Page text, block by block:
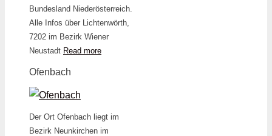
Bundesland Niederösterreich.
Alle Infos über Lichtenwörth,
7202 im Bezirk Wiener
Neustadt Read more
Ofenbach
Der Ort Ofenbach liegt im
Bezirk Neunkirchen im